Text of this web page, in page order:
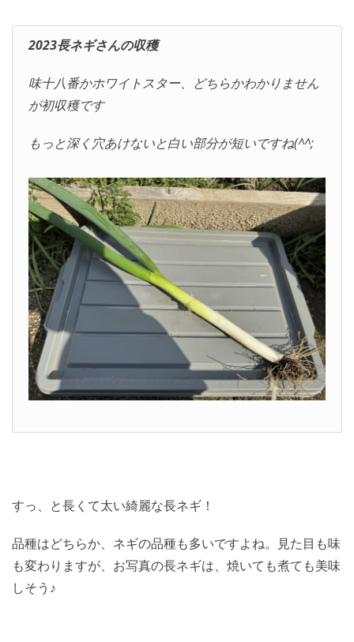
2023長ネギさんの収穫
味十八番かホワイトスター、どちらかわかりません
が初収穫です
もっと深く穴あけないと白い部分が短いですね(^^;
すっ、と長くて太い綺麗な長ネギ！
品種はどちらか、ネギの品種も多いですよね。見た目も味
も変わりますが、お写真の長ネギは、焼いても煮ても美味
しそう♪